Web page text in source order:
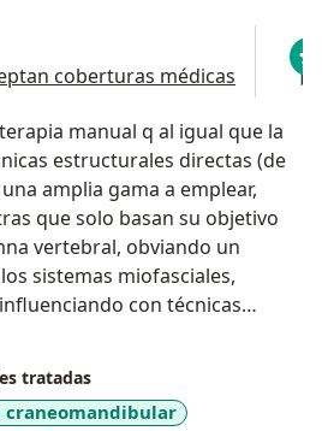
coberturas médicas
manual q al igual que la
estructurales directas (de
amplia gama a emplear,
que solo basan su objetivo
vertebral, obviando un
sistemas miofasciales,
con técnicas
nervioso central, autónomo,
tratadas
craneomandibular